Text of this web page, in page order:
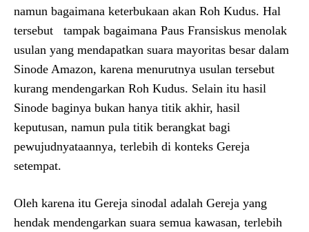
namun bagaimana keterbukaan akan Roh Kudus. Hal
tersebut tampak bagaimana Paus Fransiskus menolak
usulan yang mendapatkan suara mayoritas besar dalam
Sinode Amazon, karena menurutnya usulan tersebut
kurang mendengarkan Roh Kudus. Selain itu hasil
Sinode baginya bukan hanya titik akhir, hasil
keputusan, namun pula titik berangkat bagi
pewujudnyataannya, terlebih di konteks Gereja
setempat.
Oleh karena itu Gereja sinodal adalah Gereja yang
hendak mendengarkan suara semua kawasan, terlebih